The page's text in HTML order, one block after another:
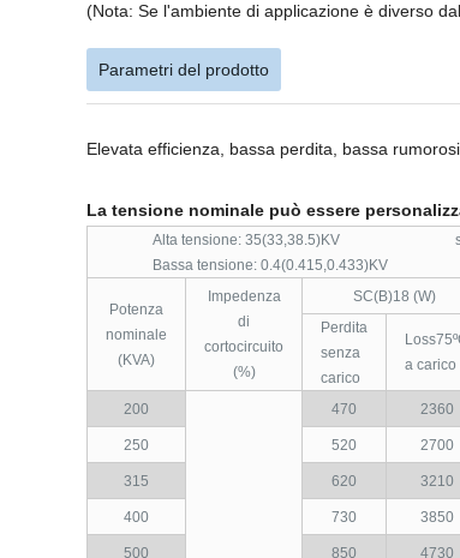
(Nota: Se l'ambiente di applicazione è diverso
Parametri del prodotto
Elevata efficienza, bassa perdita, bassa
La tensione nominale può essere
Alta tensione: 35(33,38.5)KV simbolo
Bassa tensione: 0.4(0.415,0.433)KV
Potenza
nominale
(KVA)
Impedenza
di
cortocircuito
(%)
SC(B)18 (W)
Perdita
senza
carico
a carico
200 470 2360
250 520 2700
315 620 3210
400 730 3850
500 850 4730